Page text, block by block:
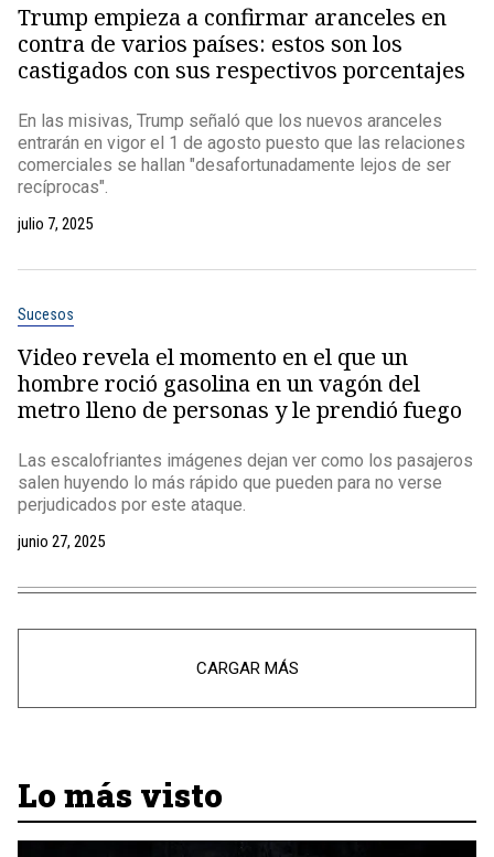
Trump empieza a confirmar aranceles en
contra de varios países: estos son los
castigados con sus respectivos porcentajes
En las misivas, Trump señaló que los nuevos aranceles
entrarán en vigor el 1 de agosto puesto que las relaciones
comerciales se hallan "desafortunadamente lejos de ser
recíprocas".
julio 7, 2025
Sucesos
Video revela el momento en el que un
hombre roció gasolina en un vagón del
metro lleno de personas y le prendió fuego
Las escalofriantes imágenes dejan ver como los pasajeros
salen huyendo lo más rápido que pueden para no verse
perjudicados por este ataque.
junio 27, 2025
CARGAR MÁS
Lo más visto